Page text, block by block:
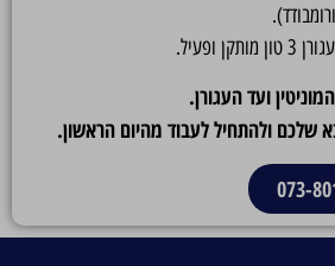
ופעיל.
ועד העגורן.
שלכם ולהתחיל לעבוד מהיום הראשון.